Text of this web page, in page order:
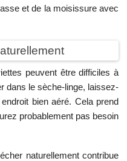
et de la moisissure avec
peuvent être difficiles à
dans le sèche-linge, laissez-
bien aéré. Cela prend
probablement pas besoin
naturellement contribue